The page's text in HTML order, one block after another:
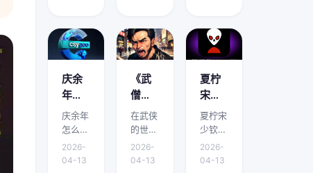
有免
费阅
读下
载的
地方
吗？
绕它的
要点、
适用场
景和实
际操作
展开介
绍。在
中华传
统文化
的浩瀚
能免
费阅
读下
载？
绕它的
要点、
适用场
景和实
际操作
展开介
绍。域
外九重
天颤栗
着，血
阅读
下载
渠道
有哪
些？
绕它的
要点、
适用场
景和实
际操作
展开介
绍。我
是林
墨，
24岁
庆余
年怎
么有
两个
版本 -
《庆
庆余年
怎么有
两个版
本是本
2026-
04-13
《武
僧凶
猛》
到底
讲什
么？
在武侠
的世界
里，武
僧是一
2026-
04-13
夏柠
宋少
钦小
说免
费阅
读 -
夏柠宋
少钦小
说免费
阅读是
2026-
04-13